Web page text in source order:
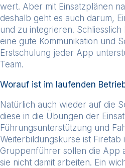
wert. Aber mit Einsatzplänen
deshalb geht es auch darum,
und zu integrieren.
eine gute Kommunikation und
Erstschulung jeder App
Team.
Worauf ist im laufenden
Natürlich auch wieder auf die
diese in die Übungen der
Führungsunterstützung und
Weiterbildungskurse ist Firetab
Gruppenführer sollen die App
sie nicht damit arbeiten. Ein